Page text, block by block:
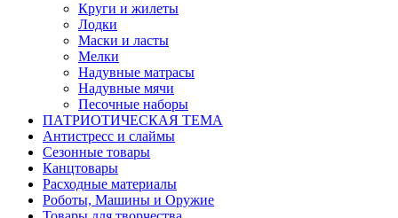
Круги и жилеты
Лодки
Маски и ласты
Мелки
Надувные матрасы
Надувные мячи
Песочные наборы
ПАТРИОТИЧЕСКАЯ ТЕМА
Антистресс и слаймы
Сезонные товары
Канцтовары
Расходные материалы
Роботы, Машины и Оружие